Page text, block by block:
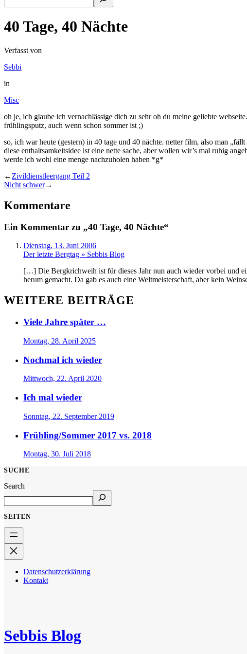
40 Tage, 40 Nächte
Verfasst von
Sebbi
in
Misc
oh je, ich glaube ich vernachlässige dich zu sehr oh du meine geliebte
frühlingsputz, auch wenn schon sommer ist ;)
so, ich war heute (gestern) in 40 tage und 40 nächte. netter film, also man
diese enthaltsamkeitsidee ist eine nette sache, aber wollen wir’s mal ruhig
werde ich wohl eine menge nachzuholen haben *g*
← Zivildienstleergang Teil 2
Nicht schwer→
Kommentare
Ein Kommentar zu „40 Tage, 40 Nächte“
Dienstag, 13. Juni 2006
Der letzte Bergtag » Sebbis Blog
[…] Die Bergkrichweih ist für dieses Jahr nun auch wieder vorbei und
herum gemacht. Da gab es auch eine Weltmeisterschaft, aber kein
WEITERE BEITRÄGE
Viele Jahre später …
Montag, 28. April 2025
Nochmal ich wieder
Mittwoch, 22. April 2020
Ich mal wieder
Sonntag, 22. September 2019
Frühling/Sommer 2017 vs. 2018
Montag, 30. Juli 2018
SUCHE
Search
SEITEN
Datenschutzerklärung
Kontakt
Sebbis Blog